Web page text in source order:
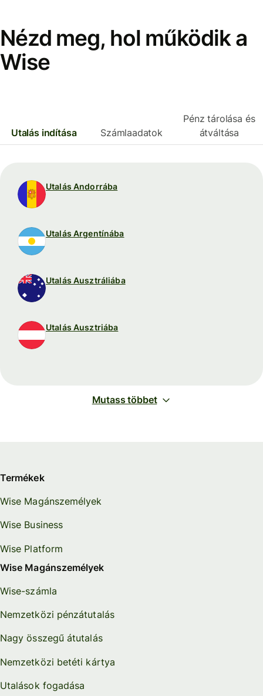
Nézd meg, hol működik a
Wise
Utalás indítása Számlaadatok
Pénz tárolása és
átváltása
Utalás Andorrába
Utalás Argentínába
Utalás Ausztráliába
Utalás Ausztriába
Mutass többet
Termékek
Wise Magánszemélyek
Wise Business
Wise Platform
Wise Magánszemélyek
Wise-számla
Nemzetközi pénzátutalás
Nagy összegű átutalás
Nemzetközi betéti kártya
Utalások fogadása